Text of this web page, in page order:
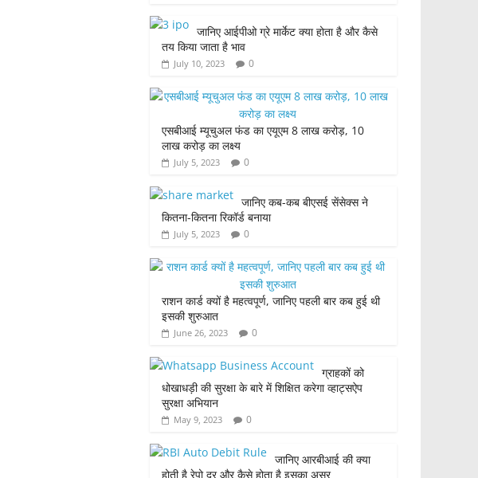
जानिए आईपीओ ग्रे मार्केट क्या होता है और कैसे
तय किया जाता है भाव
July 10, 2023 0
एसबीआई म्यूचुअल फंड का एयूएम 8 लाख करोड़, 10
लाख करोड़ का लक्ष्य
July 5, 2023 0
जानिए कब-कब बीएसई सेंसेक्स ने
कितना-कितना रिकॉर्ड बनाया
July 5, 2023 0
राशन कार्ड क्यों है महत्वपूर्ण, जानिए पहली बार कब हुई थी
इसकी शुरुआत
June 26, 2023 0
ग्राहकों को
धोखाधड़ी की सुरक्षा के बारे में शिक्षित करेगा व्हाट्सऐप
सुरक्षा अभियान
May 9, 2023 0
जानिए आरबीआई की क्या
होती है रेपो दर और कैसे होता है इसका असर